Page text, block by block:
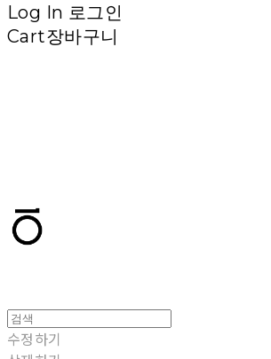
Log In 로그인
Cart장바구니
수정하기